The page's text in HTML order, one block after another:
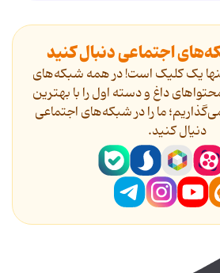
اجتماعی دنبال کنید
یک کلیک است! در همه شبکه‌های
داغ و دسته اول را با بهترین
ما را در شبکه‌های اجتماعی
دنیال کنید.